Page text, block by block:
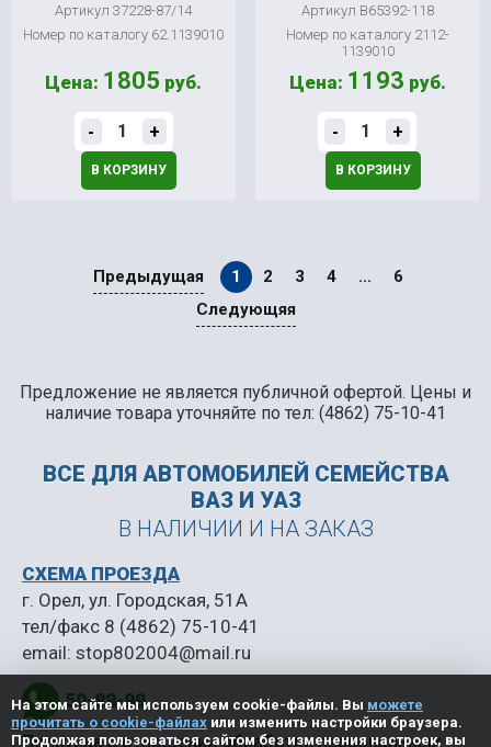
Артикул 37228-87/14
Номер по каталогу 62.1139010
Цена: 1805 руб.
- +
В КОРЗИНУ
Артикул В65392-118
Номер по каталогу 2112-
1139010
Цена: 1193 руб.
- +
В КОРЗИНУ
Предыдущая 1 2 3 4 ...
6
Следующяя
Предложение не является публичной офертой. Цены и
наличие товара уточняйте по тел: (4862) 75-10-41
ВСЕ ДЛЯ АВТОМОБИЛЕЙ СЕМЕЙСТВА
ВАЗ И УАЗ
В НАЛИЧИИ И НА ЗАКАЗ
50-88-99
СХЕМА ПРОЕЗДА
г. Орел, ул. Городская, 51А
тел/факс 8 (4862) 75-10-41
email: stop802004@mail.ru
Политика в отношении обработки персональных
На этом сайте мы используем cookie-файлы. Вы можете
прочитать о cookie-файлах или изменить настройки браузера.
Продолжая пользоваться сайтом без изменения настроек, вы